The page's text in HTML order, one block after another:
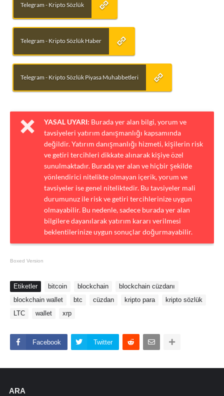
Telegram - Kripto Sözlük
Telegram - Kripto Sözlük Haber
Telegram - Kripto Sözlük Piyasa Muhabbetleri
YASAL UYARI: Burada yer alan bilgi, yorum ve
tavsiyeleri yatırım danışmanlığı kapsamında
değildir. Yatırım danışmanlığı hizmeti, kişilerin risk
ve getiri tercihleri dikkate alınarak kişiye özel
sunulmaktadır. Burada yer alan ve hiçbir şekilde
yönlendirici nitelikte olmayan içerik, yorum ve
tavsiyeler ise genel niteliktedir. Bu tavsiyeler mali
durumunuz ile risk ve getiri tercihlerinize uygun
olmayabilir. Bu nedenle, sadece burada yer alan
bilgilere dayanılarak yatırım kararı verilmesi
beklentilerinize uygun sonuçlar doğurmayabilir.
Boxed Version
Etiketler bitcoin blockchain
blockchain cüzdanı
blockchain wallet
btc cüzdan kripto para
kripto sözlük
LTC
wallet xrp
Facebook Twitter
ARA